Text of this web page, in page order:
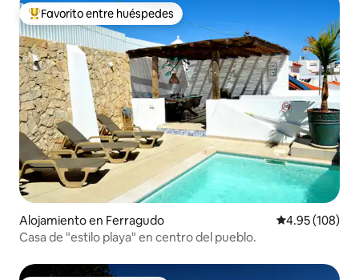
Favorito entre huéspedes preferido
Favorito entre huéspedes
Alojamiento en Ferragudo Calificación
4.95 (108)
Casa de "estilo playa" en centro del pueblo.